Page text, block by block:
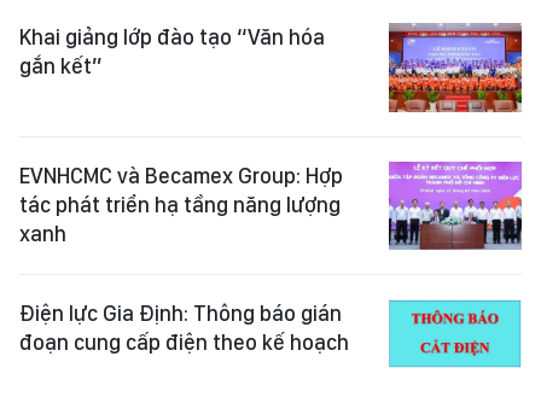
Khai giảng lớp đào tạo “Văn hóa
gắn kết”
EVNHCMC và Becamex Group: Hợp
tác phát triển hạ tầng năng lượng
xanh
Điện lực Gia Định: Thông báo gián
đoạn cung cấp điện theo kế hoạch